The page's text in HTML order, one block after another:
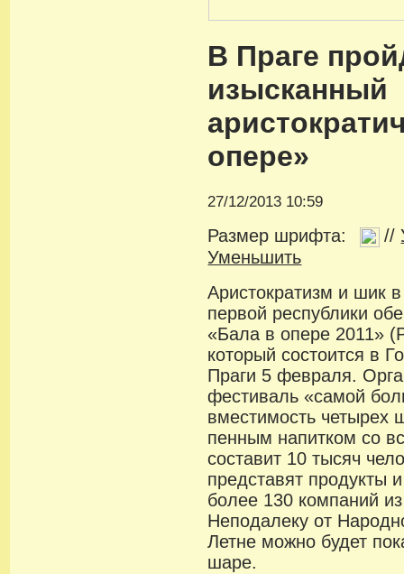
В Праге
изысканный
опере»
27/12/2013 10:59
Размер шрифта: //
Уменьшить
Аристократизм и шик
первой республики
«Бала в опере 2011»
который состоится в
Праги 5 февраля.
фестиваль «самой
вместимость четырех
пенным напитком со
составит 10 тысяч
представят продукты
более 130 компаний
Неподалеку от
Летне можно будет
шаре.